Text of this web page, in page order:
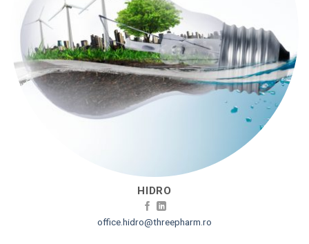
HIDRO
office.hidro@threepharm.ro